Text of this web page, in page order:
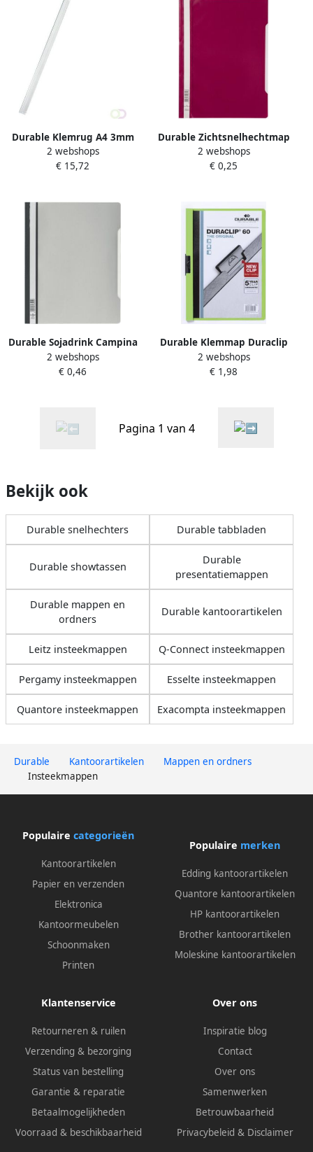
Durable Kantoorartikelen
Mappen en ordners
Insteekmappen
Durable Klemrug A4 3mm
30 vellen transparant
2 webshops
€ 15,72
Durable Zichtsnelhechtmap
A4 pak van 50
2 webshops
€ 0,25
Durable Sojadrink Campina
plantaardig pak 1 liter
2 webshops
€ 0,46
Durable Klemmap Duraclip
Original 60 groen
2 webshops
€ 1,98
Pagina 1 van 4
Bekijk ook
Durable snelhechters Durable tabbladen
Durable showtassen
Durable
presentatiemappen
Durable mappen en
ordners
Durable kantoorartikelen
Leitz insteekmappen Q-Connect insteekmappen
Pergamy insteekmappen Esselte insteekmappen
Quantore insteekmappen Exacompta insteekmappen
Populaire categorieën
Kantoorartikelen
Papier en verzenden
Elektronica
Kantoormeubelen
Schoonmaken
Printen
Populaire merken
Edding kantoorartikelen
Quantore kantoorartikelen
HP kantoorartikelen
Brother kantoorartikelen
Moleskine kantoorartikelen
Klantenservice
Retourneren & ruilen
Verzending & bezorging
Status van bestelling
Garantie & reparatie
Betaalmogelijkheden
Voorraad & beschikbaarheid
Over ons
Inspiratie blog
Contact
Over ons
Samenwerken
Betrouwbaarheid
Privacybeleid & Disclaimer